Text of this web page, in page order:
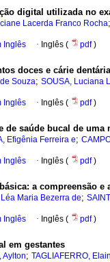
digital utilizada no
Lacerda Franco Rocha;
Inglês · Inglês ( pdf)
doces e cárie dentária
Souza; SOUSA, Luciana
Inglês · Inglês ( pdf)
saúde bucal de uma
Efigênia Ferreira e;
Inglês · Inglês ( pdf)
a compreensão
Maria Bezerra de;
Inglês · Inglês ( pdf)
em gestantes
Aylton; TAGLIAFERRO,